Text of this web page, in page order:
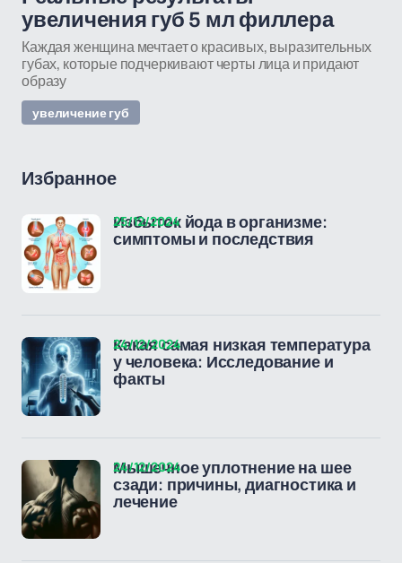
увеличения губ 5 мл филлера
Каждая женщина мечтает о красивых, выразительных
губах, которые подчеркивают черты лица и придают
образу
увеличение губ
Избранное
Избыток йода в организме:
симптомы и последствия
25/12/2024
Какая самая низкая температура
у человека: Исследование и
факты
24/12/2024
Мышечное уплотнение на шее
сзади: причины, диагностика и
лечение
24/12/2024